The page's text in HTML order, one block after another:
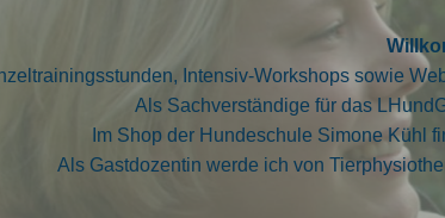
Intensiv-Workshops sowie
Als Sachverständige für das
Im Shop der Hundeschule Simone Kühl
Als Gastdozentin werde ich von